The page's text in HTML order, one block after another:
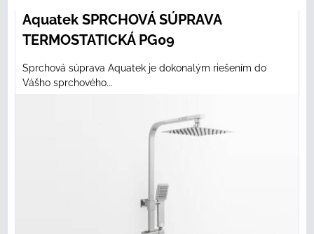
Aquatek SPRCHOVÁ SÚPRAVA
TERMOSTATICKÁ PG09
Sprchová súprava Aquatek je dokonalým riešením do
Vášho sprchového...